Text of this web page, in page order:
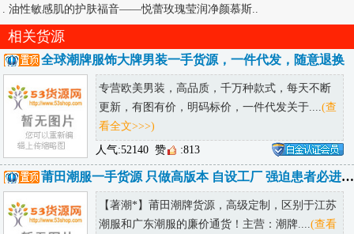
.油性敏感肌的护肤福音——悦蕾玫瑰莹润净颜慕斯
相关货源
全球潮牌服饰大牌男装一手货源，一件代发，随意退换
专营欧美男装，高品质，千万种款式，每天不断
更新，有图有价，明码标价，一件代发关于.... (查
看全文>>>)
人气:52140 赞 :813
莆田潮服一手货源 只做高版本 自设工厂 强迫患者必进 低端勿进
【著潮*】莆田潮牌货源，高级定制，区别于江苏
潮服和广东潮服的廉价通货！主营：潮牌.... (查看